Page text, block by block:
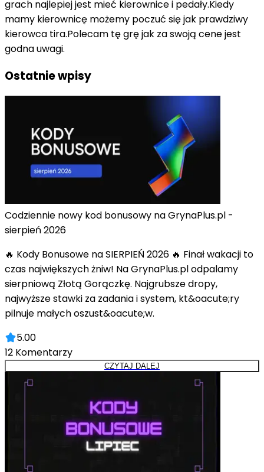
grach najlepiej jest mieć kierownice i pedały.Kiedy
mamy kierownicę możemy poczuć się jak prawdziwy
kierowca tira.Polecam tę grę jak za swoją cene jest
godna uwagi.
Ostatnie wpisy
Codziennie nowy kod bonusowy na GrynaPlus.pl -
sierpień 2026
🔥 Kody Bonusowe na SIERPIEŃ 2026 🔥 Finał wakacji to
czas największych żniw! Na GrynaPlus.pl odpalamy
sierpniową Złotą Gorączkę. Najgrubsze dropy,
najwyższe stawki za zadania i system, kt&oacute;ry
pilnuje małych oszust&oacute;w.
5.00
12 Komentarzy
CZYTAJ DALEJ